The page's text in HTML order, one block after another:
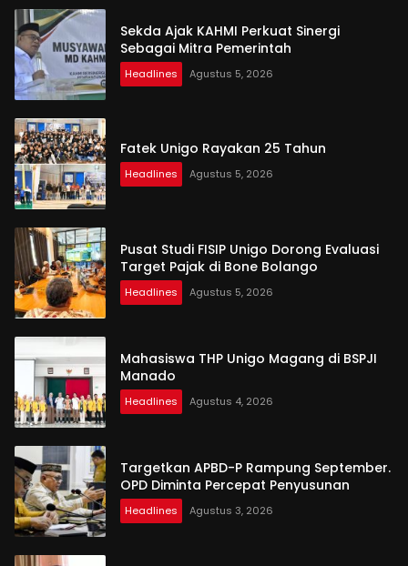
Sekda Ajak KAHMI Perkuat Sinergi
Sebagai Mitra Pemerintah
Headlines Agustus 5, 2026
Fatek Unigo Rayakan 25 Tahun
Headlines Agustus 5, 2026
Pusat Studi FISIP Unigo Dorong Evaluasi
Target Pajak di Bone Bolango
Headlines Agustus 5, 2026
Mahasiswa THP Unigo Magang di BSPJI
Manado
Headlines Agustus 4, 2026
Targetkan APBD-P Rampung September.
OPD Diminta Percepat Penyusunan
Headlines Agustus 3, 2026